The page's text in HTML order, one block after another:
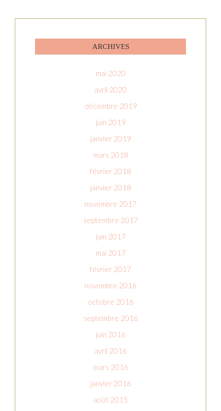
ARCHIVES
mai 2020
avril 2020
décembre 2019
juin 2019
janvier 2019
mars 2018
février 2018
janvier 2018
novembre 2017
septembre 2017
juin 2017
mai 2017
février 2017
novembre 2016
octobre 2016
septembre 2016
juin 2016
avril 2016
mars 2016
janvier 2016
août 2015